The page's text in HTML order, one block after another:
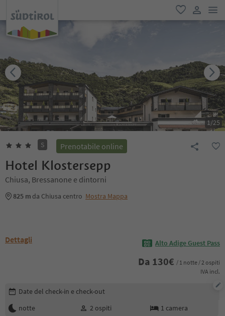
favoriti
user link
1/25
S Prenotabile online
Hotel Klostersepp
Chiusa, Bressanone e dintorni
825 m da Chiusa centro Mostra Mappa
Dettagli Alto Adige Guest Pass
Da 130€ / 1 notte / 2 ospiti
IVA incl.
Modifica i dettagli della prenotazione
Date del check-in e check-out
notte
2 ospiti 1 camera